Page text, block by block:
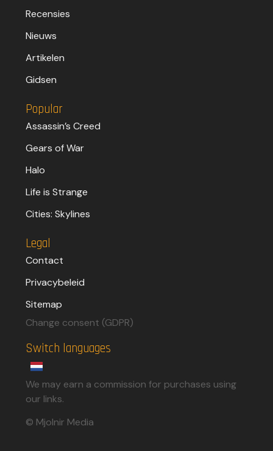
Recensies
Nieuws
Artikelen
Gidsen
Popular
Assassin’s Creed
Gears of War
Halo
Life is Strange
Cities: Skylines
Legal
Contact
Privacybeleid
Sitemap
Change consent (GDPR)
Switch languages
We may earn a commission for purchases using
our links.​
© Mjolnir Media